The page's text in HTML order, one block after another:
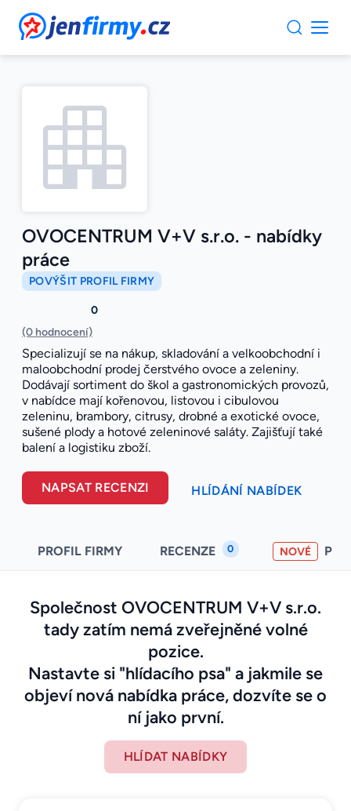
JenFirmy.cz
OVOCENTRUM V+V s.r.o. - nabídky
práce
POVÝŠIT PROFIL FIRMY
0
(0 hodnocení)
Specializují se na nákup, skladování a velkoobchodní i
maloobchodní prodej čerstvého ovoce a zeleniny.
Dodávají sortiment do škol a gastronomických provozů,
v nabídce mají kořenovou, listovou i cibulovou
zeleninu, brambory, citrusy, drobné a exotické ovoce,
sušené plody a hotové zeleninové saláty. Zajišťují také
balení a logistiku zboží.
NAPSAT RECENZI HLÍDÁNÍ NABÍDEK
PROFIL FIRMY RECENZE 0 NOVÉ
Společnost OVOCENTRUM V+V s.r.o.
tady zatím nemá zveřejněné volné
pozice.
Nastavte si "hlídacího psa" a jakmile se
objeví nová nabídka práce, dozvíte se o
ní jako první.
HLÍDAT NABÍDKY